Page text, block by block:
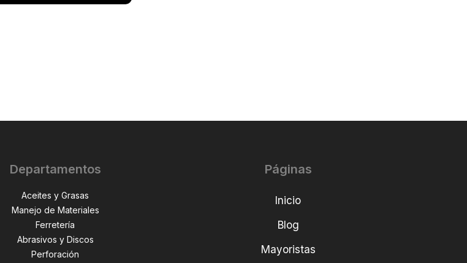
Departamentos
Aceites y Grasas
Manejo de Materiales
Ferretería
Abrasivos y Discos
Perforación
Páginas
Inicio
Blog
Mayoristas